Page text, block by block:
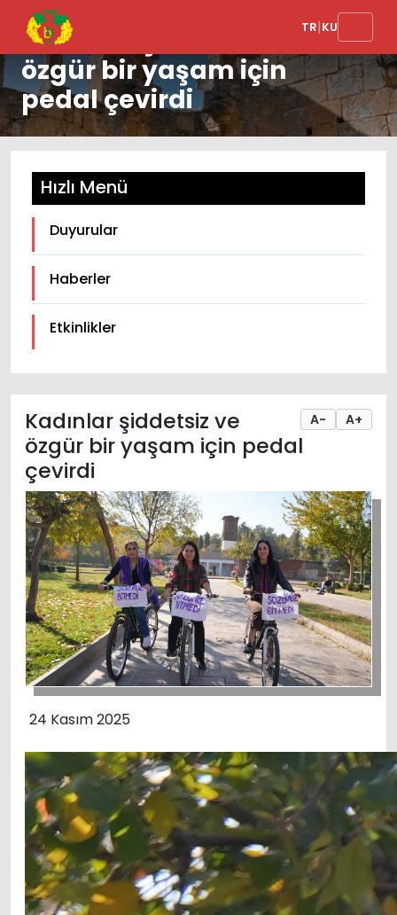
TR|KU
Kadınlar şiddetsiz ve
özgür bir yaşam için
pedal çevirdi
Hızlı Menü
Duyurular
Haberler
Etkinlikler
A- A+
Kadınlar şiddetsiz ve
özgür bir yaşam için pedal
çevirdi
24 Kasım 2025